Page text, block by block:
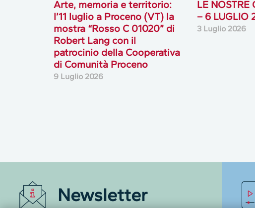
Arte, memoria e territorio:
l’11 luglio a Proceno (VT) la
mostra “Rosso C 01020” di
Robert Lang con il
patrocinio della Cooperativa
di Comunità Proceno
9 Luglio 2026
LE NOSTRE
– 6 LUGLIO
3 Luglio 2026
Newsletter